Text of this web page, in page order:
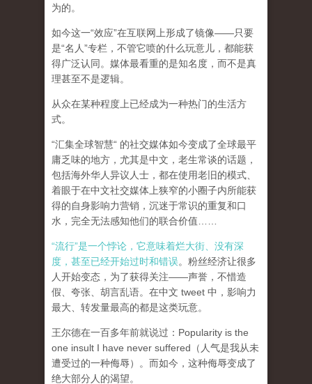
为的。
如今这一“效应”在互联网上形成了镜像——只要
是“名人”专栏，不管它喷的什么玩意儿，都能获
得广泛认同。媒体最看重的是知名度，而不是真
理甚至不是逻辑。
从众在某种程度上已经成为一种热门的生活方
式。
“汇集全球智慧“ 的社交媒体如今变成了全球最平
庸乏味的地方，尤其是中文，老生常谈的话题，
包括海外华人异议人士，都在使用老旧的模式、
着眼于在中文社交媒体上狭窄的小圈子内所能获
得的自身影响力营销，沉迷于常识的重复和口
水，完全无法感知他们的联合价值……
“流行”是一个悖论，它意味着烂大街、没有深
度，甚至已经开始过时和错误。粉丝经济让很多
人开始变态，为了获得关注——声誉，不惜造
假、夸张、胡言乱语。在中文 tweet 中，影响力
最大、转发量最高的都是这类玩意。
王尔德在一百多年前就说过：Popularity is the
one insult I have never suffered（人气是我从未
遭受过的一种侮辱）。而如今，这种侮辱变成了
绝大部分人的渴望。